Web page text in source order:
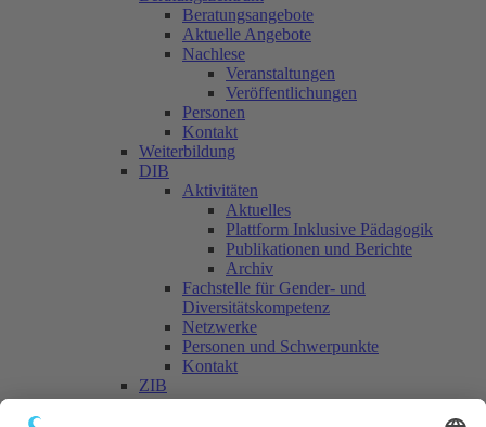
Beratungsangebote
Aktuelle Angebote
Nachlese
Veranstaltungen
Veröffentlichungen
Personen
Kontakt
Weiterbildung
DIB
Aktivitäten
Aktuelles
Plattform Inklusive Pädagogik
Publikationen und Berichte
Archiv
Fachstelle für Gender- und
Diversitätskompetenz
Netzwerke
Personen und Schwerpunkte
Kontakt
ZIB
Päd. Praktische Studien